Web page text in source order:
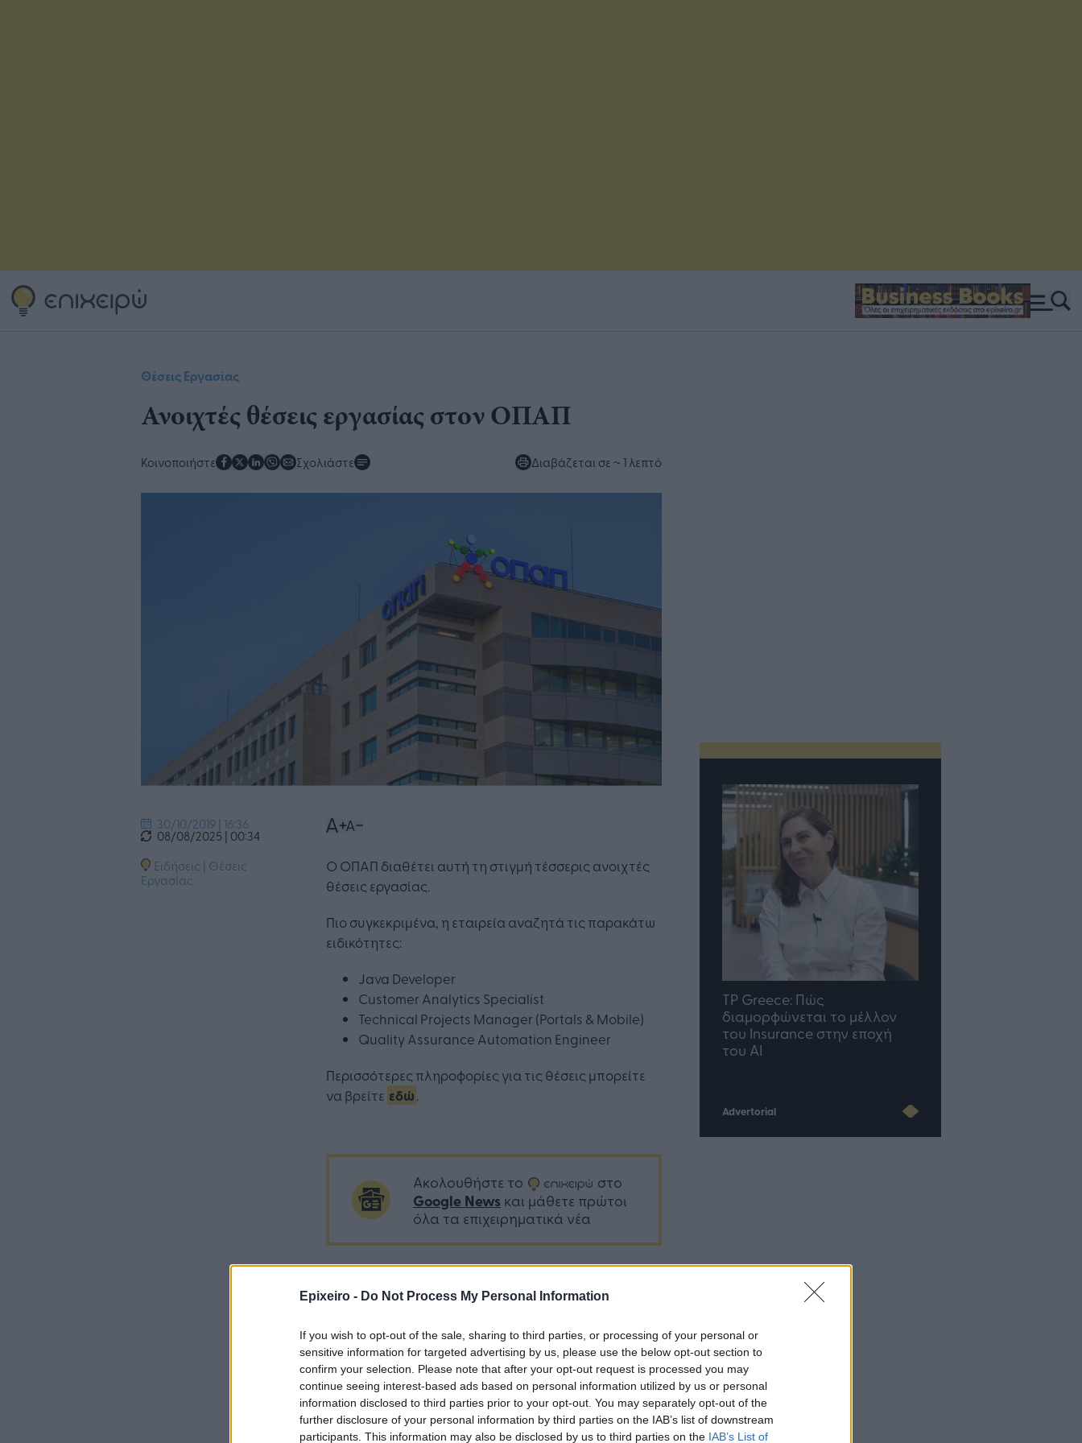
Epixeiro - Do Not Process My Personal Information
If you wish to opt-out of the sale, sharing to third parties, or processing of your personal or
sensitive information for targeted advertising by us, please use the below opt-out section to
confirm your selection. Please note that after your opt-out request is processed you may
continue seeing interest-based ads based on personal information utilized by us or personal
information disclosed to third parties prior to your opt-out. You may separately opt-out of the
further disclosure of your personal information by third parties on the IAB’s list of downstream
participants. This information may also be disclosed by us to third parties on the IAB’s List of
Θέσεις Εργασίας
Ανοιχτές θέσεις εργασίας στον ΟΠΑΠ
Κοινοποιήστε Σχολιάστε Διαβάζεται σε ~ 1 λεπτό
30/10/2019 | 16:36
08/08/2025 | 00:34
Ειδήσεις | Θέσεις
Εργασίας
Ο ΟΠΑΠ διαθέτει αυτή τη στιγμή τέσσερις ανοιχτές
θέσεις εργασίας.
Πιο συγκεκριμένα, η εταιρεία αναζητά τις παρακάτω
ειδικότητες:
Java Developer
Customer Analytics Specialist
Technical Projects Manager (Portals & Mobile)
Quality Assurance Automation Engineer
Περισσότερες πληροφορίες για τις θέσεις μπορείτε
να βρείτε εδώ.
Ακολουθήστε το στο
Google News και μάθετε πρώτοι
όλα τα επιχειρηματικά νέα
Δείτε όλες τις τελευταίες
επιχειρηματικές
Ελλάδα και τον κόσμο στο
Η Τεχνητή Νοημοσύνη: το νέο
λειτουργικό σύστημα της
επιχείρησης
Οι προσλήψεις αλλάζουν: To
Jobfind.gr ως στρατηγικός
«σύμμαχος» για κάθε
επιχείρηση και εργαζόμενο
TP Greece: Πώς
διαμορφώνεται το μέλλον
του Insurance στην εποχή
του AI
Advertorial